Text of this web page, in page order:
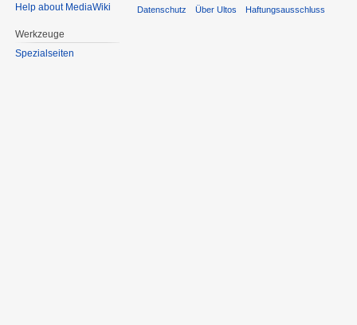
Help about MediaWiki
Werkzeuge
Spezialseiten
Datenschutz Über Ultos Haftungsausschluss